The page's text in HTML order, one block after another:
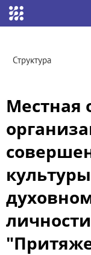
Структура
Местная
личности